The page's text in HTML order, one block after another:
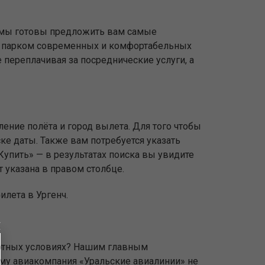
мы готовы предложить вам самые
парком современных и комфортабельных
за посреднические услуги, а
полёта и город вылета. Для того чтобы
даты. Также вам потребуется указать
— в результатах поиска вы увидите
в правом столбце.
в Ургенч.
условиях? Нашим главным
авиакомпания «Уральские авиалинии» не